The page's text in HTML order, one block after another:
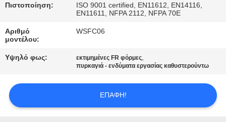
ΕΠΑΦΉ
ΜΕ
ΖΗΤΉΣΤΕ
ΑΠΌΣΠΑΣΜΑ
Πιστοποίηση:
ISO 9001 certified, EN11612, EN14116,
EN11611, NFPA 2112, NFPA 70E
Αριθμό
μοντέλου:
WSFC06
Υψηλό φως: εκτιμημένες FR φόρμες,
πυρκαγιά - ενδύματα εργασίας καθυστερούντω
ΕΠΑΦΉ!